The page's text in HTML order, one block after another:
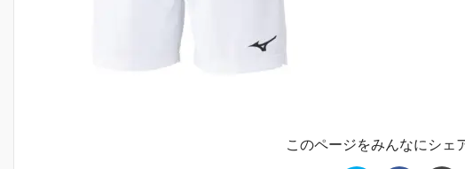
このページをみんなにシェ